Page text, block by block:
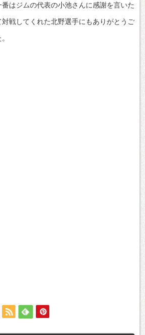
はジムの代表の小池さんに感謝を言いた
戦してくれた北野選手にもありがとうご